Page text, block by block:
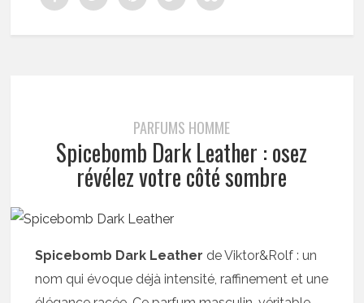
PARFUMS HOMME
Spicebomb Dark Leather : osez
révélez votre côté sombre
Spicebomb Dark Leather de Viktor&Rolf : un
nom qui évoque déjà intensité, raffinement et une